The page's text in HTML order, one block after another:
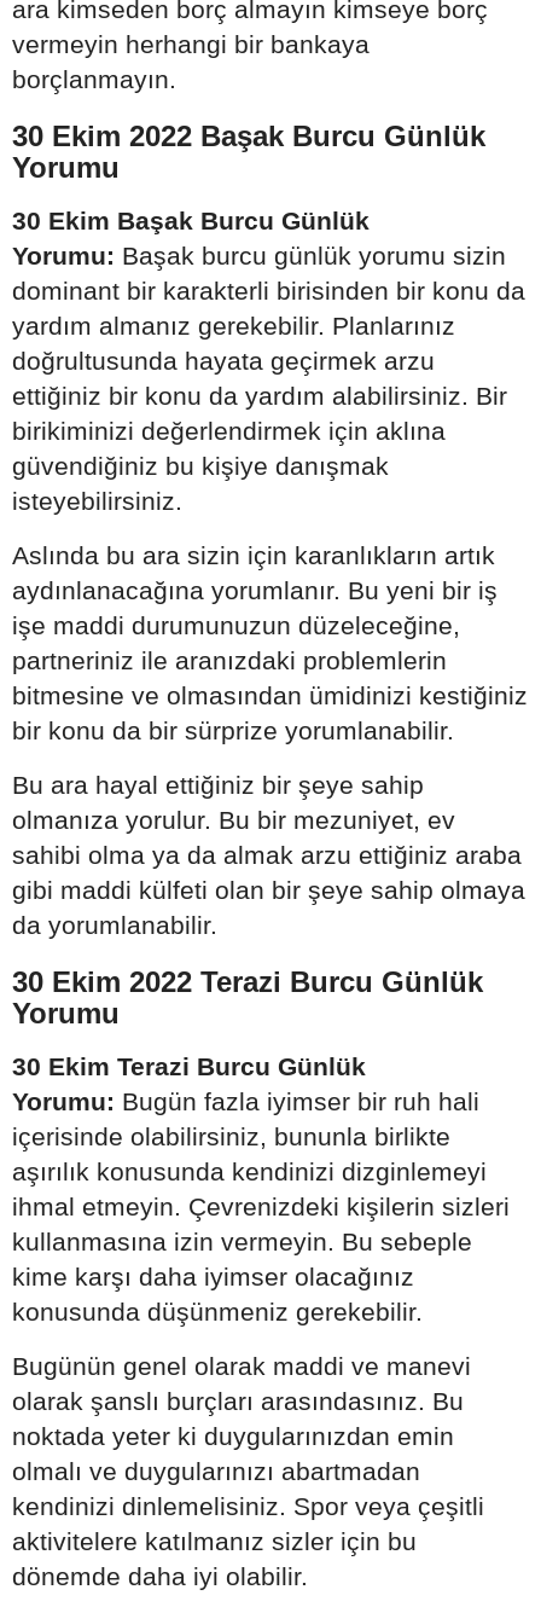
ara kimseden borç almayın kimseye borç
vermeyin herhangi bir bankaya
borçlanmayın.
30 Ekim 2022 Başak Burcu Günlük
Yorumu
30 Ekim Başak Burcu Günlük
Yorumu: Başak burcu günlük yorumu sizin
dominant bir karakterli birisinden bir konu da
yardım almanız gerekebilir. Planlarınız
doğrultusunda hayata geçirmek arzu
ettiğiniz bir konu da yardım alabilirsiniz. Bir
birikiminizi değerlendirmek için aklına
güvendiğiniz bu kişiye danışmak
isteyebilirsiniz.
Aslında bu ara sizin için karanlıkların artık
aydınlanacağına yorumlanır. Bu yeni bir iş
işe maddi durumunuzun düzeleceğine,
partneriniz ile aranızdaki problemlerin
bitmesine ve olmasından ümidinizi kestiğiniz
bir konu da bir sürprize yorumlanabilir.
Bu ara hayal ettiğiniz bir şeye sahip
olmanıza yorulur. Bu bir mezuniyet, ev
sahibi olma ya da almak arzu ettiğiniz araba
gibi maddi külfeti olan bir şeye sahip olmaya
da yorumlanabilir.
30 Ekim 2022 Terazi Burcu Günlük
Yorumu
30 Ekim Terazi Burcu Günlük
Yorumu: Bugün fazla iyimser bir ruh hali
içerisinde olabilirsiniz, bununla birlikte
aşırılık konusunda kendinizi dizginlemeyi
ihmal etmeyin. Çevrenizdeki kişilerin sizleri
kullanmasına izin vermeyin. Bu sebeple
kime karşı daha iyimser olacağınız
konusunda düşünmeniz gerekebilir.
Bugünün genel olarak maddi ve manevi
olarak şanslı burçları arasındasınız. Bu
noktada yeter ki duygularınızdan emin
olmalı ve duygularınızı abartmadan
kendinizi dinlemelisiniz. Spor veya çeşitli
aktivitelere katılmanız sizler için bu
dönemde daha iyi olabilir.